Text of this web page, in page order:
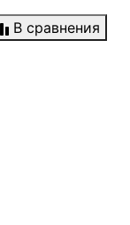
В сравнения